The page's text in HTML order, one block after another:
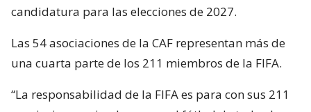
candidatura para las elecciones de 2027.
Las 54 asociaciones de la CAF representan más de
una cuarta parte de los 211 miembros de la FIFA.
“La responsabilidad de la FIFA es para con sus 211